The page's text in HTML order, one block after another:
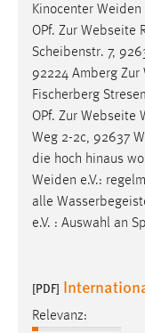
Kinocenter Weiden
OPf. Zur Webseite
Scheibenstr. 7,
92224 Amberg Zur
Fischerberg
OPf. Zur Webseite
Weg 2-2c, 92637
die hoch hinaus
Weiden e.V.:
alle
e.V. : Auswahl an
[PDF]
Relevanz: